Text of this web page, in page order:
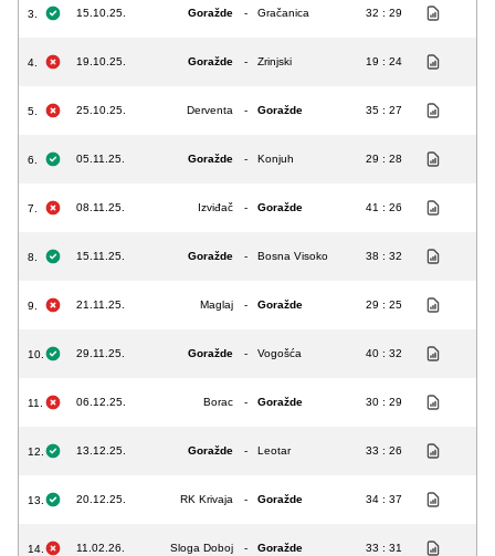
3. 15.10.25. Goražde - Gračanica 32 : 29
4. 19.10.25. Goražde - Zrinjski 19 : 24
5. 25.10.25. Derventa - Goražde 35 : 27
6. 05.11.25. Goražde - Konjuh 29 : 28
7. 08.11.25. Izviđač - Goražde 41 : 26
8. 15.11.25. Goražde - Bosna Visoko 38 : 32
9. 21.11.25. Maglaj - Goražde 29 : 25
10. 29.11.25. Goražde - Vogošća 40 : 32
11. 06.12.25. Borac - Goražde 30 : 29
12. 13.12.25. Goražde - Leotar 33 : 26
13. 20.12.25. RK Krivaja - Goražde 34 : 37
14. 11.02.26. Sloga Doboj - Goražde 33 : 31